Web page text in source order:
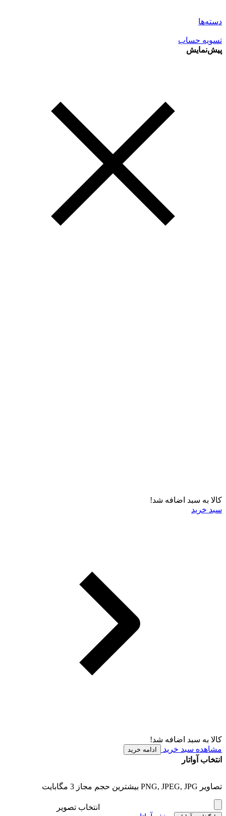
دسته‌ها
تسویه حساب
پیش‌نمایش
کالا به سبد اضافه شد!
سبد خرید
کالا به سبد اضافه شد!
مشاهده سبد خرید
ادامه خرید
انتخاب آواتار
تصاویر PNG, JPEG, JPG بیشترین حجم مجاز 3 مگابایت
انتخاب تصویر